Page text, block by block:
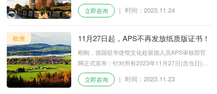
治精英，他们在全球政坛上留下了深远的影响。
立即咨询 | 时间：2023.11.24
欧洲 11月27日起，APS不再发放纸质版证书！
刚刚，德国驻华使馆文化处留德人员APS审核部官
网正式宣布：针对所有2023年11月27日(含当日)起
成功通过(留学德国)个人审核的申请人，APS审核部
仅提供附有验证二维码的数字签名证书/证明(简称：
立即咨询 | 时间：2023.11.23